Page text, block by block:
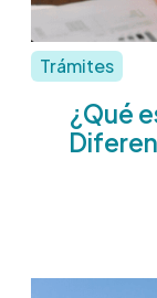
Trámites
¿Qué